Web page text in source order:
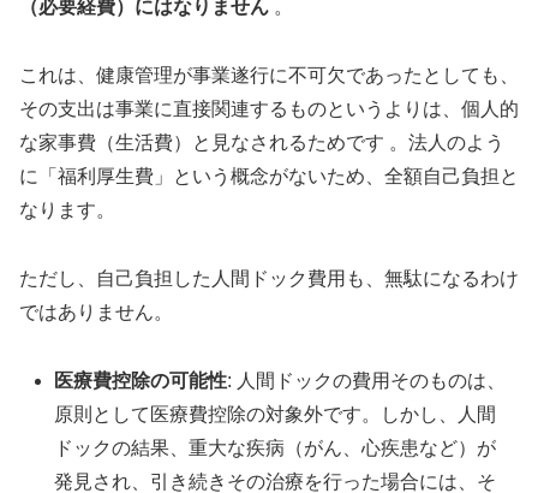
（必要経費）にはなりません 。
これは、健康管理が事業遂行に不可欠であったとしても、
その支出は事業に直接関連するものというよりは、個人的
な家事費（生活費）と見なされるためです 。法人のよう
に「福利厚生費」という概念がないため、全額自己負担と
なります。
ただし、自己負担した人間ドック費用も、無駄になるわけ
ではありません。
医療費控除の可能性: 人間ドックの費用そのものは、
原則として医療費控除の対象外です。しかし、人間
ドックの結果、重大な疾病（がん、心疾患など）が
発見され、引き続きその治療を行った場合には、そ